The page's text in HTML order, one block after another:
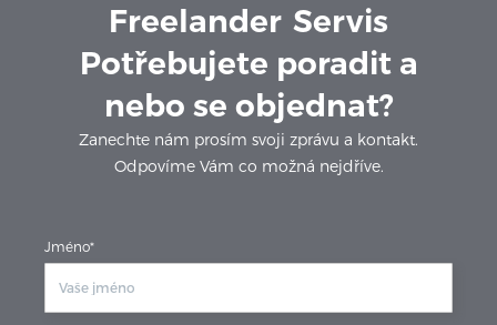
Freelander Servis
Potřebujete poradit a
nebo se objednat?
Zanechte nám prosím svoji zprávu a kontakt.
Odpovíme Vám co možná nejdříve.
Jméno*